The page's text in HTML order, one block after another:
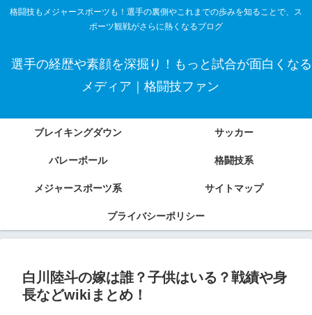
格闘技もメジャースポーツも！選手の裏側やこれまでの歩みを知ることで、ス
ポーツ観戦がさらに熱くなるブログ
選手の経歴や素顔を深掘り！もっと試合が面白くなる
メディア｜格闘技ファン
ブレイキングダウン サッカー
バレーボール 格闘技系
メジャースポーツ系 サイトマップ
プライバシーポリシー
白川陸斗の嫁は誰？子供はいる？戦績や身
長などwikiまとめ！